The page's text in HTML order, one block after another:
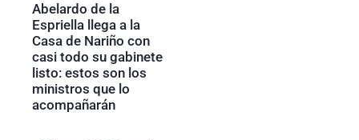
Abelardo de la
Espriella llega a la
Casa de Nariño con
casi todo su gabinete
listo: estos son los
ministros que lo
acompañarán